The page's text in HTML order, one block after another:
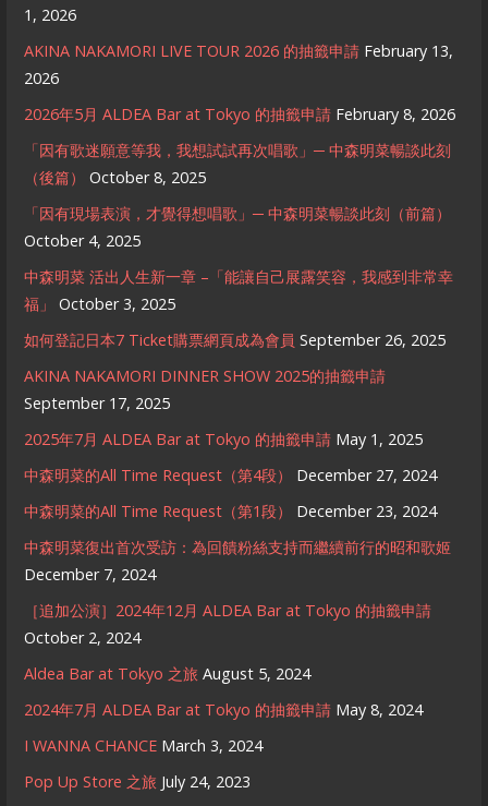
1, 2026
AKINA NAKAMORI LIVE TOUR 2026 的抽籤申請 February 13,
2026
2026年5月 ALDEA Bar at Tokyo 的抽籤申請 February 8, 2026
「因有歌迷願意等我，我想試試再次唱歌」─ 中森明菜暢談此刻
（後篇）
October 8, 2025
「因有現場表演，才覺得想唱歌」─ 中森明菜暢談此刻（前篇）
October 4, 2025
中森明菜 活出人生新一章 –「能讓自己展露笑容，我感到非常幸
福」
October 3, 2025
如何登記日本7 Ticket購票網頁成為會員 September 26, 2025
AKINA NAKAMORI DINNER SHOW 2025的抽籤申請
September 17, 2025
2025年7月 ALDEA Bar at Tokyo 的抽籤申請 May 1, 2025
中森明菜的All Time Request（第4段）
December 27, 2024
中森明菜的All Time Request（第1段）
December 23, 2024
中森明菜復出首次受訪：為回饋粉絲支持而繼續前行的昭和歌姬
December 7, 2024
［追加公演］2024年12月 ALDEA Bar at Tokyo 的抽籤申請
October 2, 2024
Aldea Bar at Tokyo 之旅 August 5, 2024
2024年7月 ALDEA Bar at Tokyo 的抽籤申請 May 8, 2024
I WANNA CHANCE March 3, 2024
Pop Up Store 之旅 July 24, 2023